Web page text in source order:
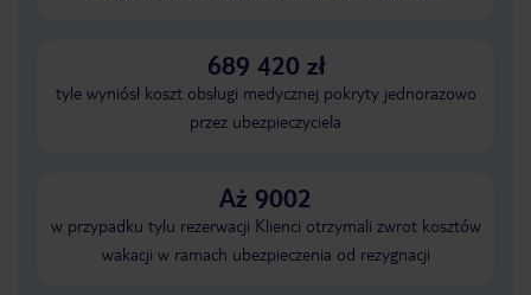
689 420 zł
tyle wyniósł koszt obsługi medycznej pokryty jednorazowo
przez ubezpieczyciela
Aż 9002
w przypadku tylu rezerwacji Klienci otrzymali zwrot kosztów
wakacji w ramach ubezpieczenia od rezygnacji